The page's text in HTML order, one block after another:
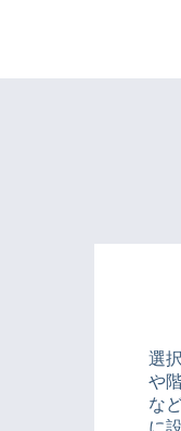
選
や
な
に